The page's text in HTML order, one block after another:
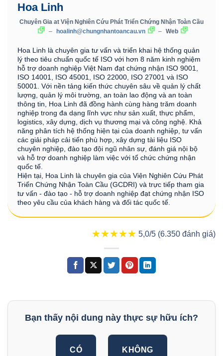
Hoa Linh
Chuyên Gia at Viện Nghiên Cứu Phát Triển Chứng Nhận Toàn Cầu
– hoalinh@chungnhantoancau.vn – Web
Hoa Linh là chuyên gia tư vấn và triển khai hệ thống quản
lý theo tiêu chuẩn quốc tế ISO với hơn 8 năm kinh nghiệm
hỗ trợ doanh nghiệp Việt Nam đạt chứng nhận ISO 9001,
ISO 14001, ISO 45001, ISO 22000, ISO 27001 và ISO
50001. Với nền tảng kiến thức chuyên sâu về quản lý chất
lượng, quản lý môi trường, an toàn lao động và an toàn
thông tin, Hoa Linh đã đồng hành cùng hàng trăm doanh
nghiệp trong đa dạng lĩnh vực như sản xuất, thực phẩm,
logistics, xây dựng, dịch vụ thương mại và công nghệ. Khả
năng phân tích hệ thống hiện tại của doanh nghiệp, tư vấn
các giải pháp cải tiến phù hợp, xây dựng tài liệu ISO
chuyên nghiệp, đào tạo đội ngũ nhân sự, đánh giá nội bộ
và hỗ trợ doanh nghiệp làm việc với tổ chức chứng nhận
quốc tế.
Hiện tại, Hoa Linh là chuyên gia của Viện Nghiên Cứu Phát
Triển Chứng Nhận Toàn Cầu (GCDRI) và trực tiếp tham gia
tư vấn - đào tạo - hỗ trợ doanh nghiệp đạt chứng nhận ISO
theo yêu cầu của khách hàng và đối tác quốc tế.
★★★★★
★★★★★ 5,0/5 (6.350 đánh giá)
Bạn thấy nội dung này thực sự hữu ích?
CÓ KHÔNG